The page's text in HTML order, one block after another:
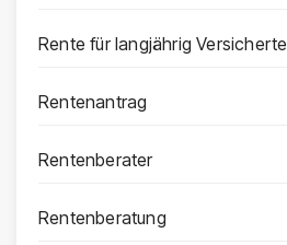
Rente für langjährig Versicherte
Rentenantrag
Rentenberater
Rentenberatung